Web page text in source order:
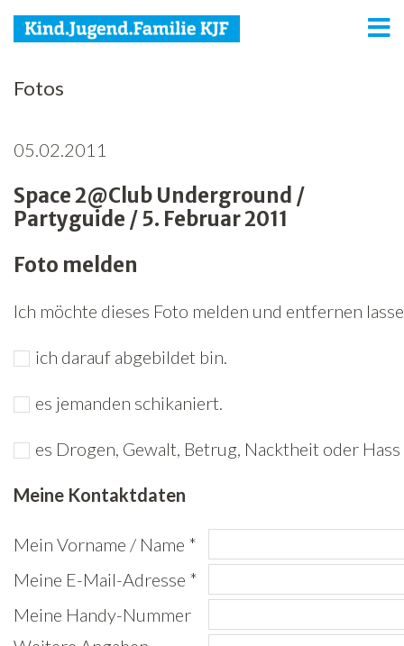
KJF
Jugend
Familie
Netzwerk
Spenden
Jobs
Freiwilligenarbeit
News
Fotos
05.02.2011
Space 2@Club Underground /
Partyguide / 5. Februar 2011
Foto melden
Ich möchte dieses Foto melden und entfernen
ich darauf abgebildet bin.
es jemanden schikaniert.
es Drogen, Gewalt, Betrug, Nacktheit oder
Meine Kontaktdaten
Mein Vorname / Name *
Meine E-Mail-Adresse *
Meine Handy-Nummer